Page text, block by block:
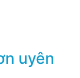
uyên